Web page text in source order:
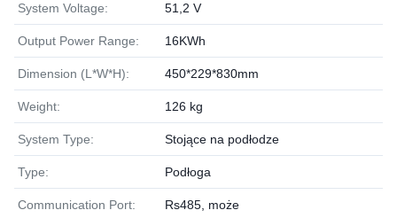
System Voltage: 51,2 V
Output Power Range: 16KWh
Dimension (L*W*H): 450*229*830mm
Weight: 126 kg
System Type: Stojące na podłodze
Type: Podłoga
Communication Port: Rs485, może